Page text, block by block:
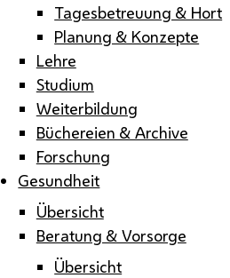
Tagesbetreuung & Hort
Planung & Konzepte
Lehre
Studium
Weiterbildung
Büchereien & Archive
Forschung
Gesundheit
Übersicht
Beratung & Vorsorge
Übersicht